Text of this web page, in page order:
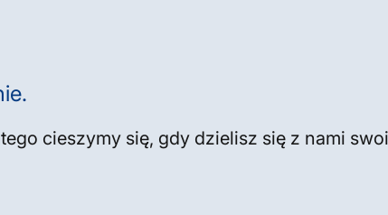
cieszymy się, gdy dzielisz się z nami